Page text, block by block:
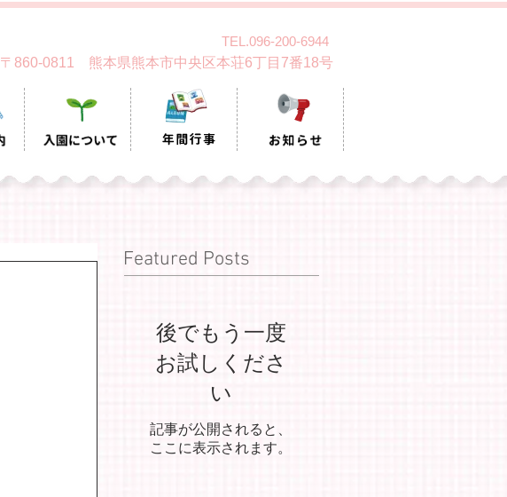
〒860-0811 熊本県熊本市中央区本荘6丁目7番18号
TEL.096-200-6944
Featured Posts
後でもう一度
お試しくださ
い
記事が公開されると、
ここに表示されます。